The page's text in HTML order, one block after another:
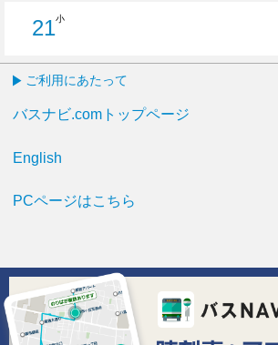
21小
ご利用にあたって
バスナビ.comトップページ
English
PCページはこちら